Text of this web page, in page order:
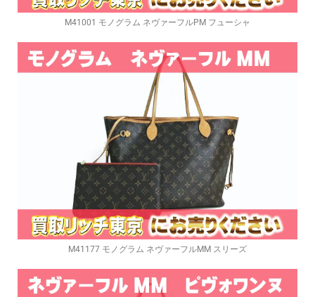
M41001 モノグラム ネヴァーフルPM フューシャ
M41177 モノグラム ネヴァーフルMM スリーズ